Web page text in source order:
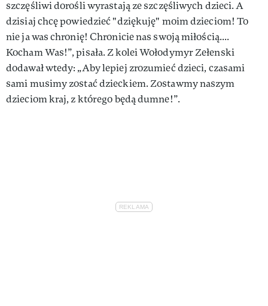
szczęśliwi dorośli wyrastają ze szczęśliwych dzieci. A
dzisiaj chcę powiedzieć "dziękuję" moim dzieciom! To
nie ja was chronię! Chronicie nas swoją miłością....
Kocham Was!”, pisała. Z kolei Wołodymyr Zełenski
dodawał wtedy: „Aby lepiej zrozumieć dzieci, czasami
sami musimy zostać dzieckiem. Zostawmy naszym
dzieciom kraj, z którego będą dumne!”.